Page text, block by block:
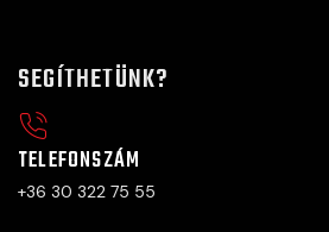
SEGÍTHETÜNK?
TELEFONSZÁM
+36 30 322 75 55